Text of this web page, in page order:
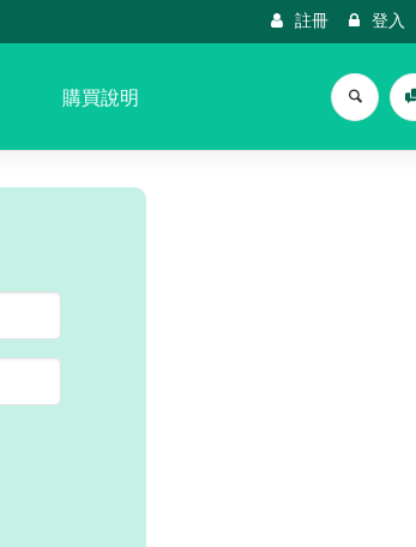
註冊 登入
購買說明